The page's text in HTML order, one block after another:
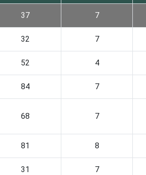
37 7
32 7
52 4
84 7
68 7
81 8
31 7